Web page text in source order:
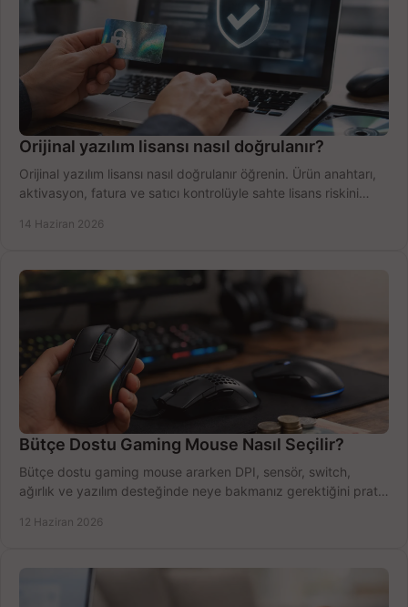
Orijinal yazılım lisansı nasıl doğrulanır?
Orijinal yazılım lisansı nasıl doğrulanır öğrenin. Ürün anahtarı,
aktivasyon, fatura ve satıcı kontrolüyle sahte lisans riskini
14 Haziran 2026
Bütçe Dostu Gaming Mouse Nasıl Seçilir?
Bütçe dostu gaming mouse ararken DPI, sensör, switch,
ağırlık ve yazılım desteğinde neye bakmanız gerektiğini pratik
12 Haziran 2026